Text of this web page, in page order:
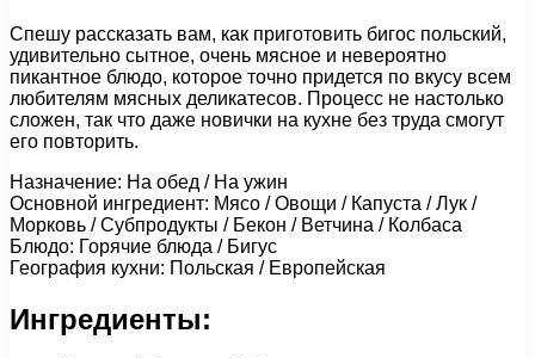
Спешу рассказать вам, как приготовить бигос польский,
удивительно сытное, очень мясное и невероятно
пикантное блюдо, которое точно придется по вкусу всем
любителям мясных деликатесов. Процесс не настолько
сложен, так что даже новички на кухне без труда смогут
его повторить.
Назначение: На обед / На ужин
Основной ингредиент: Мясо / Овощи / Капуста / Лук /
Морковь / Субпродукты / Бекон / Ветчина / Колбаса
Блюдо: Горячие блюда / Бигус
География кухни: Польская / Европейская
Ингредиенты: